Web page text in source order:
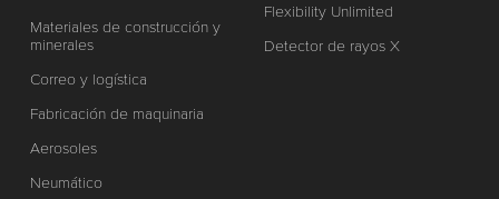
Materiales de construcción y
minerales
Correo y logística
Fabricación de maquinaria
Aerosoles
Neumático
Flexibility Unlimited
Detector de rayos X